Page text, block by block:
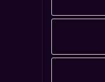
ФотоБренд